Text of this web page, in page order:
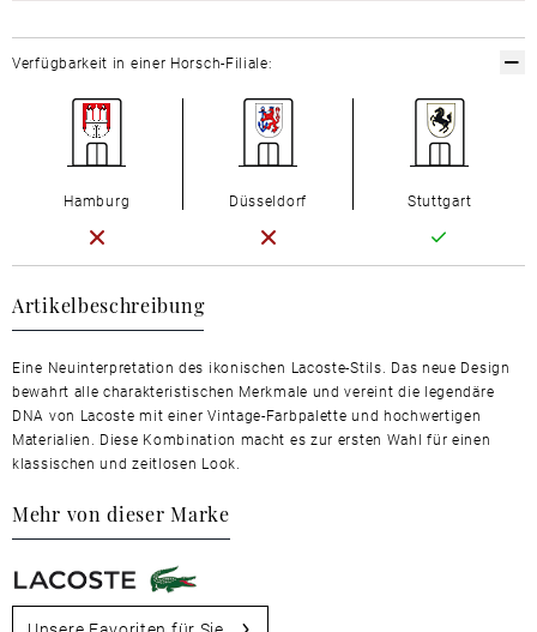
Artikelbeschreibung
Eine Neuinterpretation des ikonischen Lacoste-Stils. Das neue Design
bewahrt alle charakteristischen Merkmale und vereint die legendäre
DNA von Lacoste mit einer Vintage-Farbpalette und hochwertigen
Materialien. Diese Kombination macht es zur ersten Wahl für einen
klassischen und zeitlosen Look.
Mehr von dieser Marke
Verfügbarkeit in einer Horsch-Filiale:
Hamburg Düsseldorf Stuttgart